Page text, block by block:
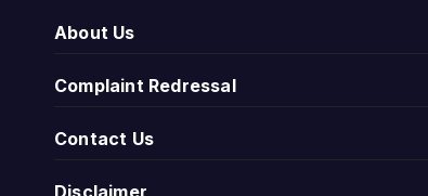
About Us
Complaint Redressal
Contact Us